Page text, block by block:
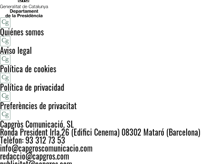
Quiénes somos
Aviso legal
Política de cookies
Política de privacidad
Preferències de privacitat
Capgròs Comunicació, SL
Ronda President Irla,26 (Edifici Cenema) 08302 Mataró (Barcelona)
Telèfon: 93 312 73 53
info@capgroscomunicacio.com
redaccio@capgros.com